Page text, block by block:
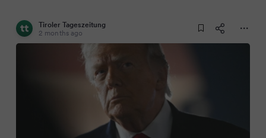
Tiroler Tageszeitung
2 months ago